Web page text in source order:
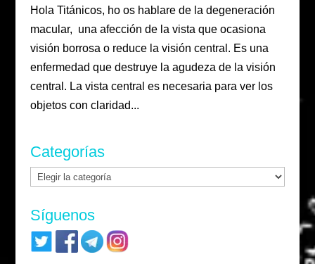
Hola Titánicos, ho os hablare de la degeneración
macular, una afección de la vista que ocasiona
visión borrosa o reduce la visión central. Es una
enfermedad que destruye la agudeza de la visión
central. La vista central es necesaria para ver los
objetos con claridad...
Categorías
Categorías
Síguenos